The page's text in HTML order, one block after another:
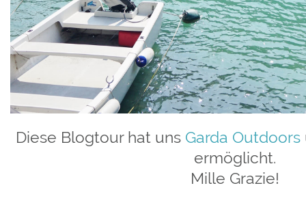
Diese Blogtour hat uns Garda Outdoors
ermöglicht.
Mille Grazie!